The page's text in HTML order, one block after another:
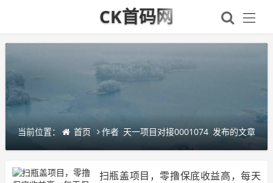
CK首码网
当前位置： 首页 作者 天一项目对接0001074 发布的文章
扫瓶盖项目，零撸保底收益高，每天